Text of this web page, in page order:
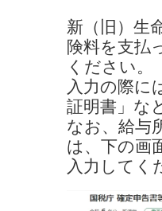
新（旧）生
険料を支払
ください。
入力の際に
証明書」な
なお、給与
は、下の画
入力してく